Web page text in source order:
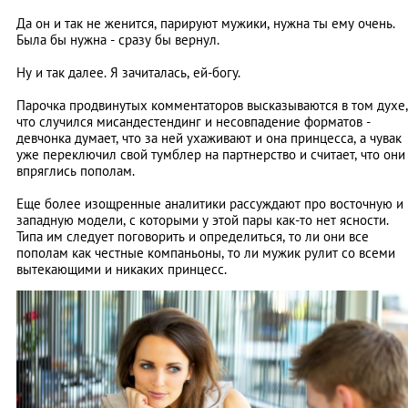
Да он и так не женится, парируют мужики, нужна ты ему очень.
Была бы нужна - сразу бы вернул.
Ну и так далее. Я зачиталась, ей-богу.
Парочка продвинутых комментаторов высказываются в том духе,
что случился мисандестендинг и несовпадение форматов -
девчонка думает, что за ней ухаживают и она принцесса, а чувак
уже переключил свой тумблер на партнерство и считает, что они
впряглись пополам.
Еще более изощренные аналитики рассуждают про восточную и
западную модели, с которыми у этой пары как-то нет ясности.
Типа им следует поговорить и определиться, то ли они все
пополам как честные компаньоны, то ли мужик рулит со всеми
вытекающими и никаких принцесс.